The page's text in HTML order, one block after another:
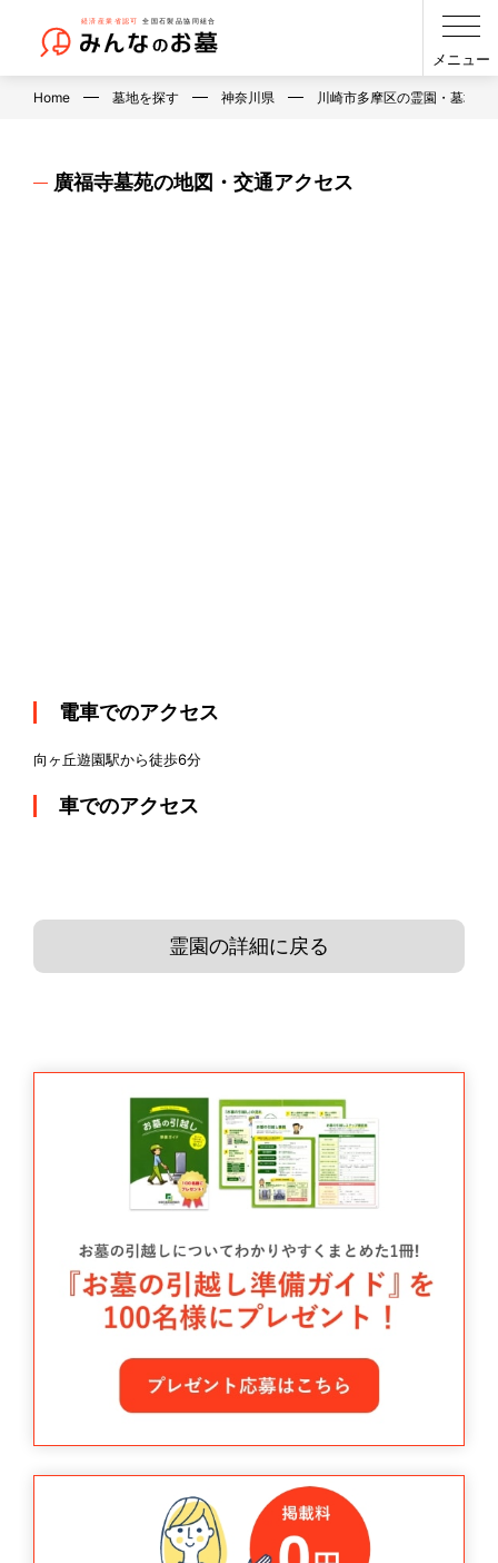
メニュー
Home 墓地を探す 神奈川県 川崎市多摩区の霊園・墓地・
廣福寺墓苑の地図・交通アクセス
電車でのアクセス
向ヶ丘遊園駅から徒歩6分
車でのアクセス
霊園の詳細に戻る